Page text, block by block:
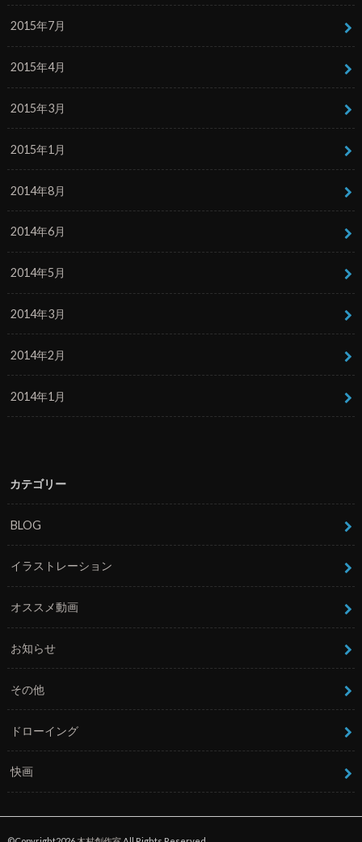
2015年7月
2015年4月
2015年3月
2015年1月
2014年8月
2014年6月
2014年5月
2014年3月
2014年2月
2014年1月
カテゴリー
BLOG
イラストレーション
オススメ動画
お知らせ
その他
ドローイング
快画